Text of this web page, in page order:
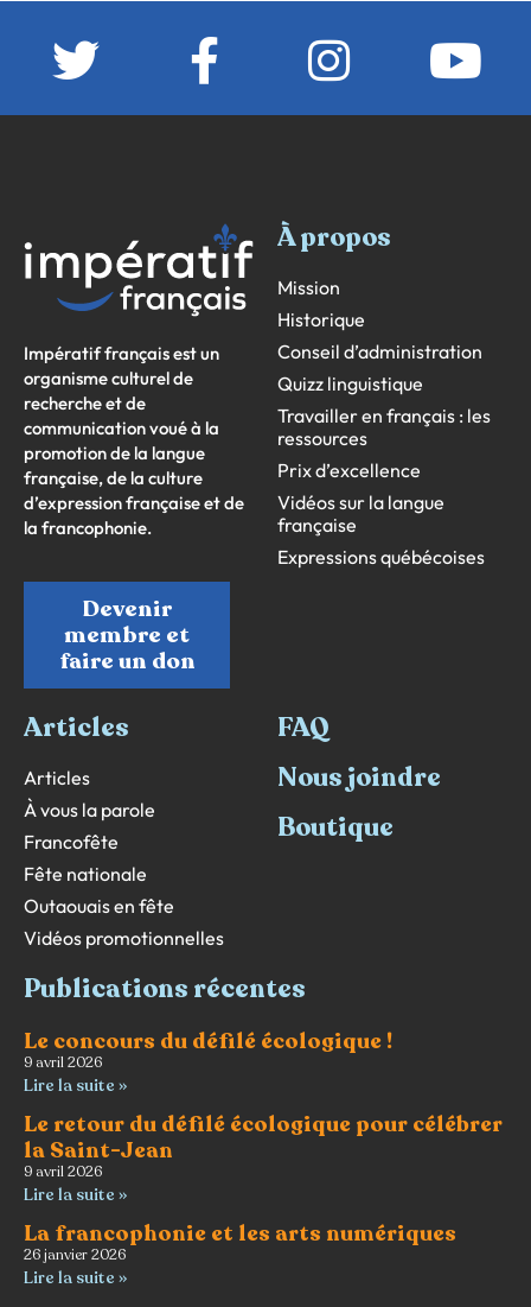
Impératif français est un
organisme culturel de
recherche et de
communication voué à la
promotion de la langue
française, de la culture
d’expression française et de
la francophonie.
Devenir
membre et
faire un don
À propos
Mission
Historique
Conseil d’administration
Quizz linguistique
Travailler en français : les
ressources
Prix d’excellence
Vidéos sur la langue
française
Expressions québécoises
Articles
Articles
À vous la parole
Francofête
Fête nationale
Outaouais en fête
Vidéos promotionnelles
FAQ
Nous joindre
Boutique
Publications récentes
Le concours du défilé écologique !
9 avril 2026
Lire la suite »
Le retour du défilé écologique pour célébrer
la Saint-Jean
9 avril 2026
Lire la suite »
La francophonie et les arts numériques
26 janvier 2026
Lire la suite »